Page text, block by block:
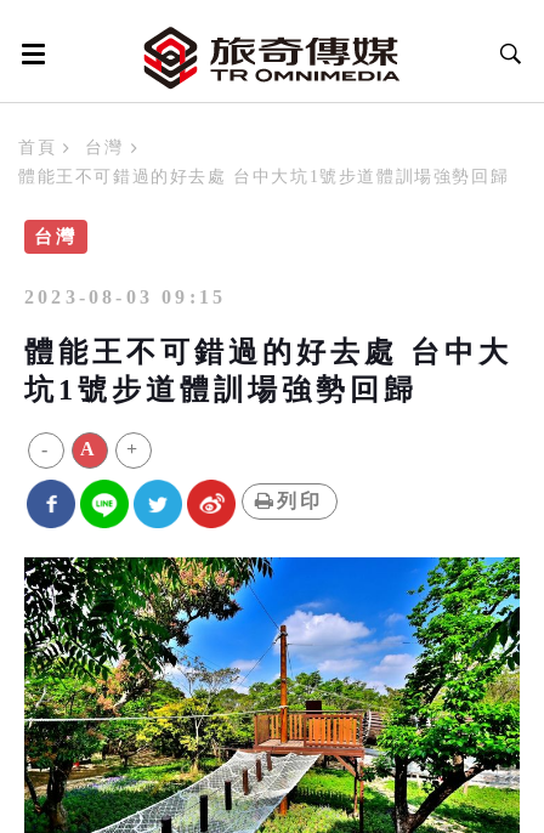
首頁
台灣
體能王不可錯過的好去處 台中大坑1號步道體訓場強勢回歸
台灣
2023-08-03 09:15
體能王不可錯過的好去處 台中大
坑1號步道體訓場強勢回歸
- A +
列印